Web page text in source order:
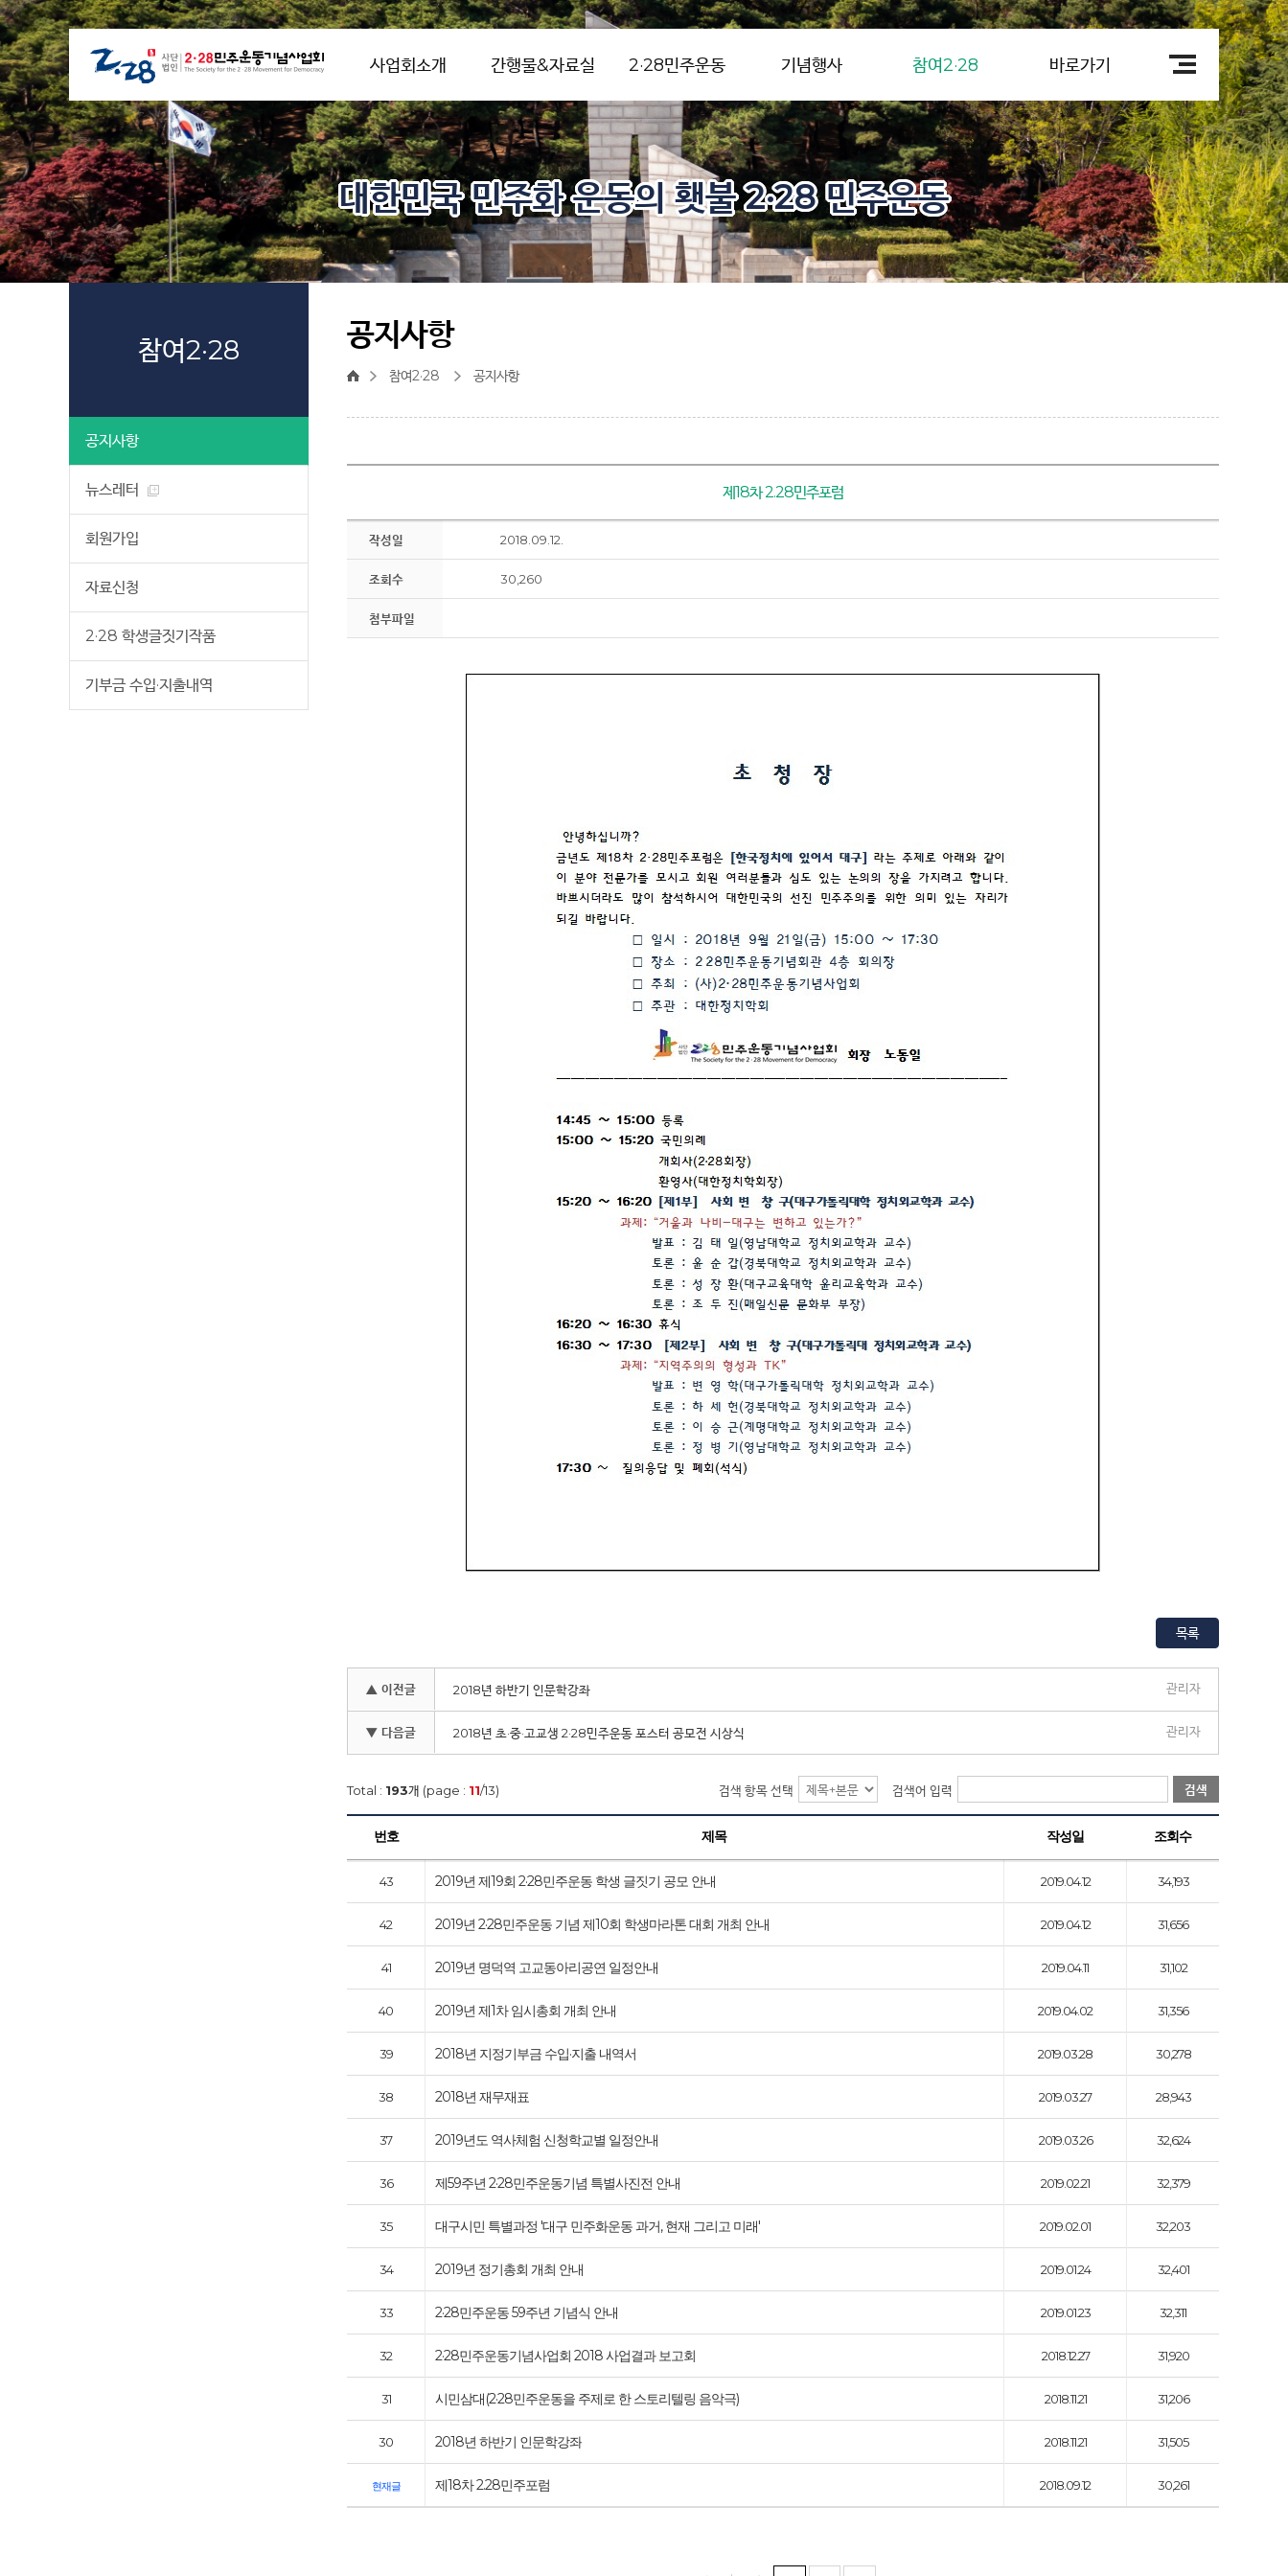
사업회소개 간행물&자료실 2·28민주운동 기념행사 참여2·28 바로가기
대한민국 민주화 운동의 횃불 2·28 민주운동
참여2·28
공지사항
뉴스레터
회원가입
자료신청
2·28 학생글짓기작품
기부금 수입·지출내역
공지사항
참여2·28 공지사항
제18차 2.28민주포럼
작성일 2018.09.12.
조회수 30,260
첨부파일
목록
▲ 이전글 2018년 하반기 인문학강좌 관리자
▼ 다음글 2018년 초·중·고교생 2·28민주운동 포스터 공모전 시상식 관리자
Total : 193개 (page : 11/13) 검색 항목 선택 검색어 입력 검색
번호 제목 작성일 조회수
43 2019년 제19회 2·28민주운동 학생 글짓기 공모 안내 2019.04.12 34,193
42 2019년 2·28민주운동 기념 제10회 학생마라톤 대회 개최 안내 2019.04.12 31,656
41 2019년 명덕역 고교동아리공연 일정안내 2019.04.11 31,102
40 2019년 제1차 임시총회 개최 안내 2019.04.02 31,356
39 2018년 지정기부금 수입·지출 내역서 2019.03.28 30,278
38 2018년 재무재표 2019.03.27 28,943
37 2019년도 역사체험 신청학교별 일정안내 2019.03.26 32,624
36 제59주년 2·28민주운동기념 특별사진전 안내 2019.02.21 32,379
35 대구시민 특별과정 '대구 민주화운동 과거, 현재 그리고 미래' 2019.02.01 32,203
34 2019년 정기총회 개최 안내 2019.01.24 32,401
33 2·28민주운동 59주년 기념식 안내 2019.01.23 32,311
32 2·28 민주운동기념사업회 2018 사업결과 보고회 2018.12.27 31,920
31 시민삼대(2·28민주운동을 주제로 한 스토리텔링 음악극) 2018.11.21 31,206
30 2018년 하반기 인문학강좌 2018.11.21 31,505
현재글 제18차 2.28민주포럼 2018.09.12 30,261